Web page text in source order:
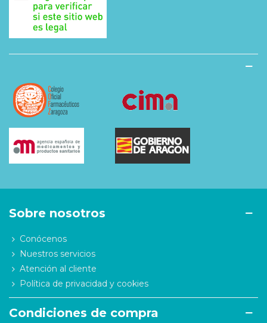
Sobre nosotros
Conócenos
Nuestros servicios
Atención al cliente
Política de privacidad y cookies
Condiciones de compra